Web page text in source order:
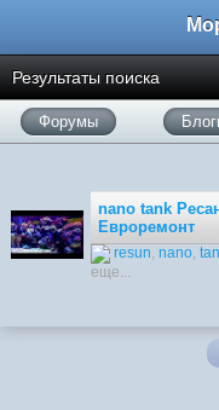
Результаты поиска
Форумы
nano tank
Евроремонт
resun nano
еще...